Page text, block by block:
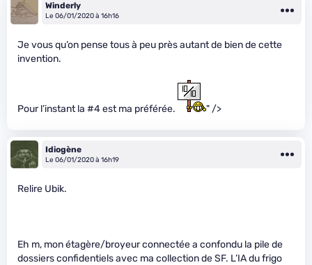
Winderly
Le 06/01/2020 à 16h16
Je vous qu’on pense tous à peu près autant de bien de cette
invention.
Pour l’instant la #4 est ma préférée. " />
Idiogène
Le 06/01/2020 à 16h19
Relire Ubik.
Eh m, mon étagère/broyeur connectée a confondu la pile de
dossiers confidentiels avec ma collection de SF. L’IA du frigo